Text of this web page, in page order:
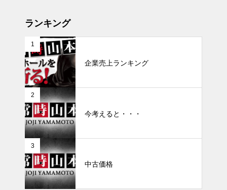
ランキング
1
企業売上ランキング
2
今考えると・・・
3
中古価格